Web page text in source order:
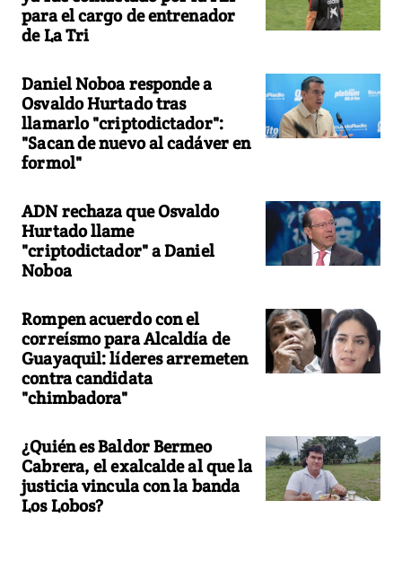
para el cargo de entrenador
de La Tri
Daniel Noboa responde a
Osvaldo Hurtado tras
llamarlo "criptodictador":
"Sacan de nuevo al cadáver en
formol"
ADN rechaza que Osvaldo
Hurtado llame
"criptodictador" a Daniel
Noboa
Rompen acuerdo con el
correísmo para Alcaldía de
Guayaquil: líderes arremeten
contra candidata
"chimbadora"
¿Quién es Baldor Bermeo
Cabrera, el exalcalde al que la
justicia vincula con la banda
Los Lobos?